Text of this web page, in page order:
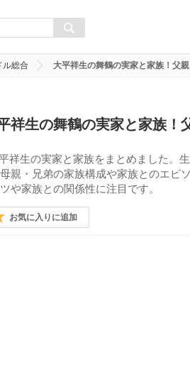
ル総合 大平祥生の舞鶴の実家と家族！父
祥生の舞鶴の実家と家族！
祥生の実家と家族をまとめました。
親・兄弟の家族構成や家族とのエピ
や家族との関係性に注目です。
お気に入りに追加